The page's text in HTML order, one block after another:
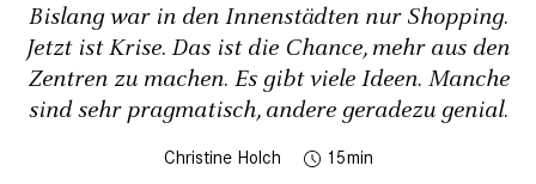
Bislang war in den Innenstädten nur Shopping.
Jetzt ist Krise. Das ist die Chance, mehr aus den
Zentren zu machen. Es gibt viele Ideen. Manche
sind sehr pragmatisch, andere geradezu genial.
Christine Holch 15